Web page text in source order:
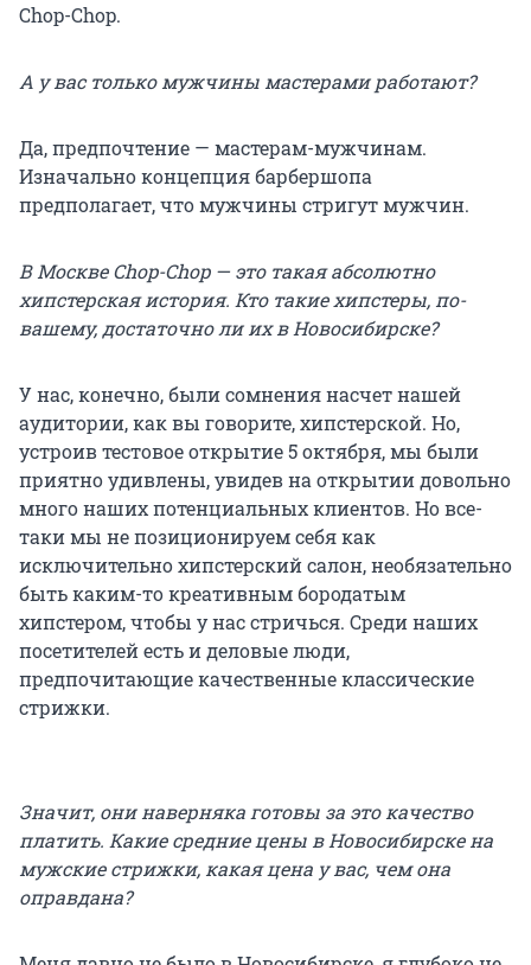
Chop-Chop.
А у вас только мужчины мастерами работают?
Да, предпочтение — мастерам-мужчинам.
Изначально концепция барбершопа
предполагает, что мужчины стригут мужчин.
В Москве Chop-Chop — это такая абсолютно
хипстерская история. Кто такие хипстеры, по-
вашему, достаточно ли их в Новосибирске?
У нас, конечно, были сомнения насчет нашей
аудитории, как вы говорите, хипстерской. Но,
устроив тестовое открытие 5 октября, мы были
приятно удивлены, увидев на открытии довольно
много наших потенциальных клиентов. Но все-
таки мы не позиционируем себя как
исключительно хипстерский салон, необязательно
быть каким-то креативным бородатым
хипстером, чтобы у нас стричься. Среди наших
посетителей есть и деловые люди,
предпочитающие качественные классические
стрижки.
Значит, они наверняка готовы за это качество
платить. Какие средние цены в Новосибирске на
мужские стрижки, какая цена у вас, чем она
оправдана?